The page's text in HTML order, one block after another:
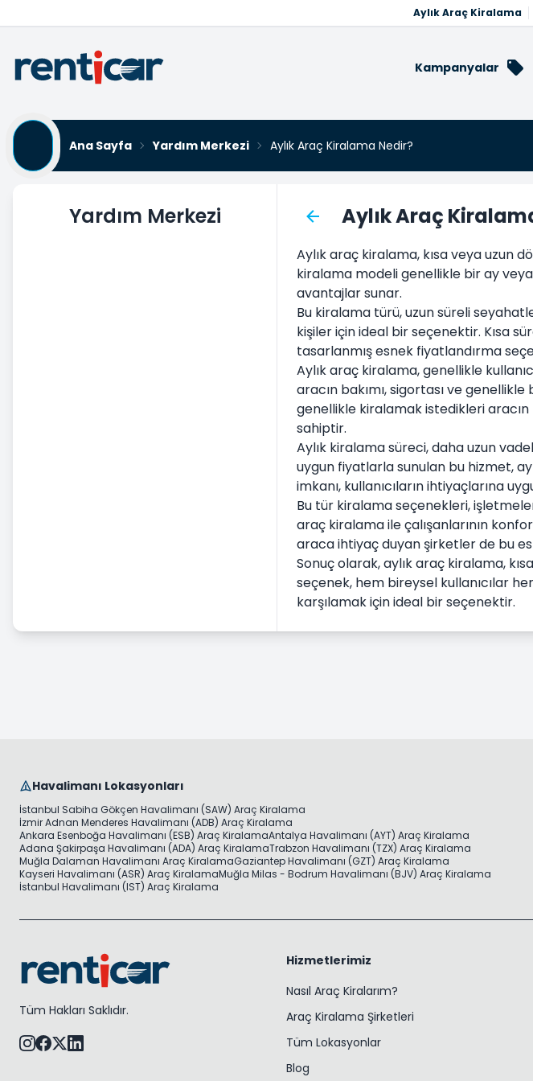
Aylık Araç Kiralama
Kampanyalar
Ana Sayfa
Yardım Merkezi Aylık Araç Kiralama Nedir?
Yardım Merkezi Aylık Araç
Aylık araç kiralama, kısa veya uzun
kiralama modeli genellikle bir ay
avantajlar sunar.
Bu kiralama türü, uzun süreli
kişiler için ideal bir seçenektir. Kısa
tasarlanmış esnek fiyatlandırma
Aylık araç kiralama, genellikle
aracın bakımı, sigortası ve
genellikle kiralamak istedikleri
sahiptir.
Aylık kiralama süreci, daha uzun
uygun fiyatlarla sunulan bu hizmet,
imkanı, kullanıcıların ihtiyaçlarına
Bu tür kiralama seçenekleri,
araç kiralama ile çalışanlarının
araca ihtiyaç duyan şirketler de bu
Sonuç olarak, aylık araç kiralama,
seçenek, hem bireysel kullanıcılar
karşılamak için ideal bir seçenektir.
Havalimanı Lokasyonları
İstanbul Sabiha Gökçen Havalimanı (SAW) Araç Kiralama
İzmir Adnan Menderes Havalimanı (ADB) Araç Kiralama
Ankara Esenboğa Havalimanı (ESB) Araç KiralamaAntalya Havalimanı (AYT) Araç Kiralama
Adana Şakirpaşa Havalimanı (ADA) Araç KiralamaTrabzon Havalimanı (TZX) Araç Kiralama
Muğla Dalaman Havalimanı Araç KiralamaGaziantep Havalimanı (GZT) Araç Kiralama
Kayseri Havalimanı (ASR) Araç KiralamaMuğla Milas - Bodrum Havalimanı (BJV) Araç Kiralama
İstanbul Havalimanı (IST) Araç Kiralama
Tüm Hakları Saklıdır.
Hizmetlerimiz
Nasıl Araç Kiralarım?
Araç Kiralama Şirketleri
Tüm Lokasyonlar
Blog